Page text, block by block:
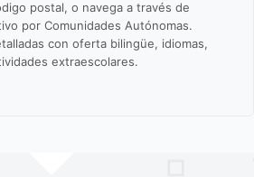
postal, o navega a través de
por Comunidades Autónomas.
con oferta bilingüe, idiomas,
extraescolares.